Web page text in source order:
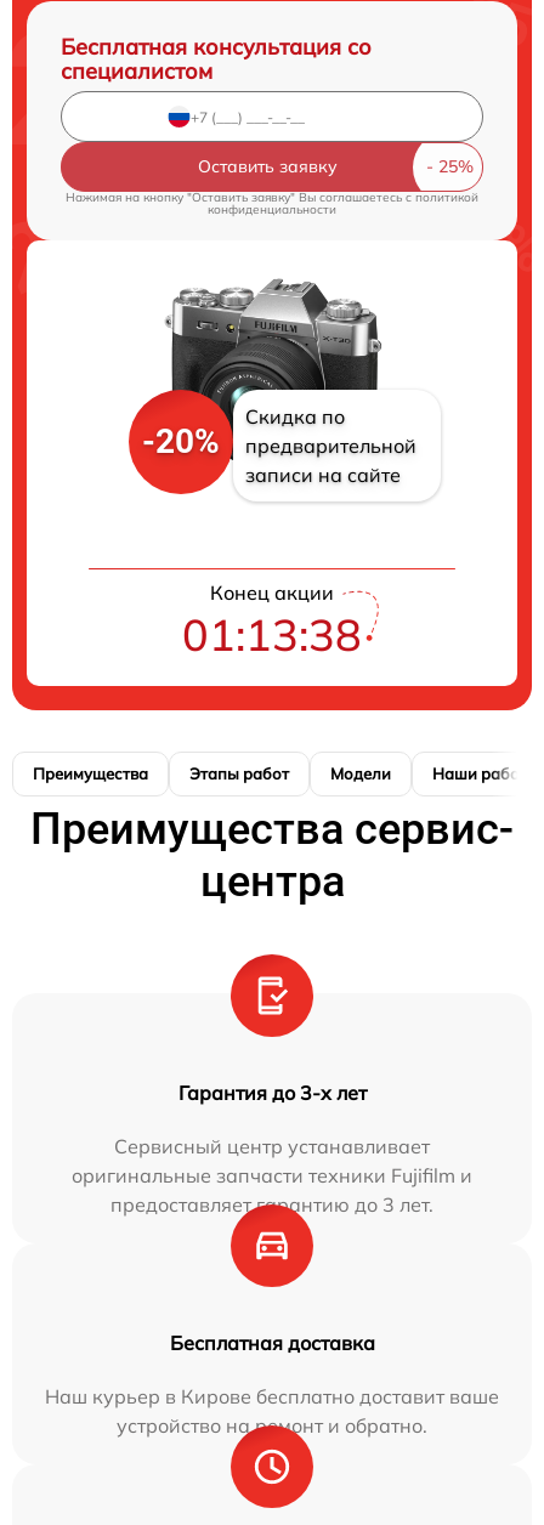
Бесплатная консультация со
специалистом
Оставить заявку
Нажимая на кнопку "Оставить заявку" Вы соглашаетесь c политикой
конфиденциальности
-20%
Скидка по
предварительной
записи на сайте
Конец акции
01:13:38
Преимущества Этапы работ Модели Наши работы
Преимущества сервис-
центра
Гарантия до 3-х лет
Сервисный центр устанавливает
оригинальные запчасти техники Fujifilm и
предоставляет гарантию до 3 лет.
Бесплатная доставка
Наш курьер в Кирове бесплатно доставит ваше
устройство на ремонт и обратно.